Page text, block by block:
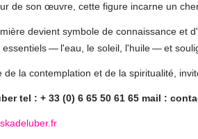
de son œuvre, cette figure incarne un
devient symbole de connaissance et
— l'eau, le soleil, l'huile — et
la contemplation et de la spiritualité,
tel : + 33 (0) 6 65 50 61 65 mail :